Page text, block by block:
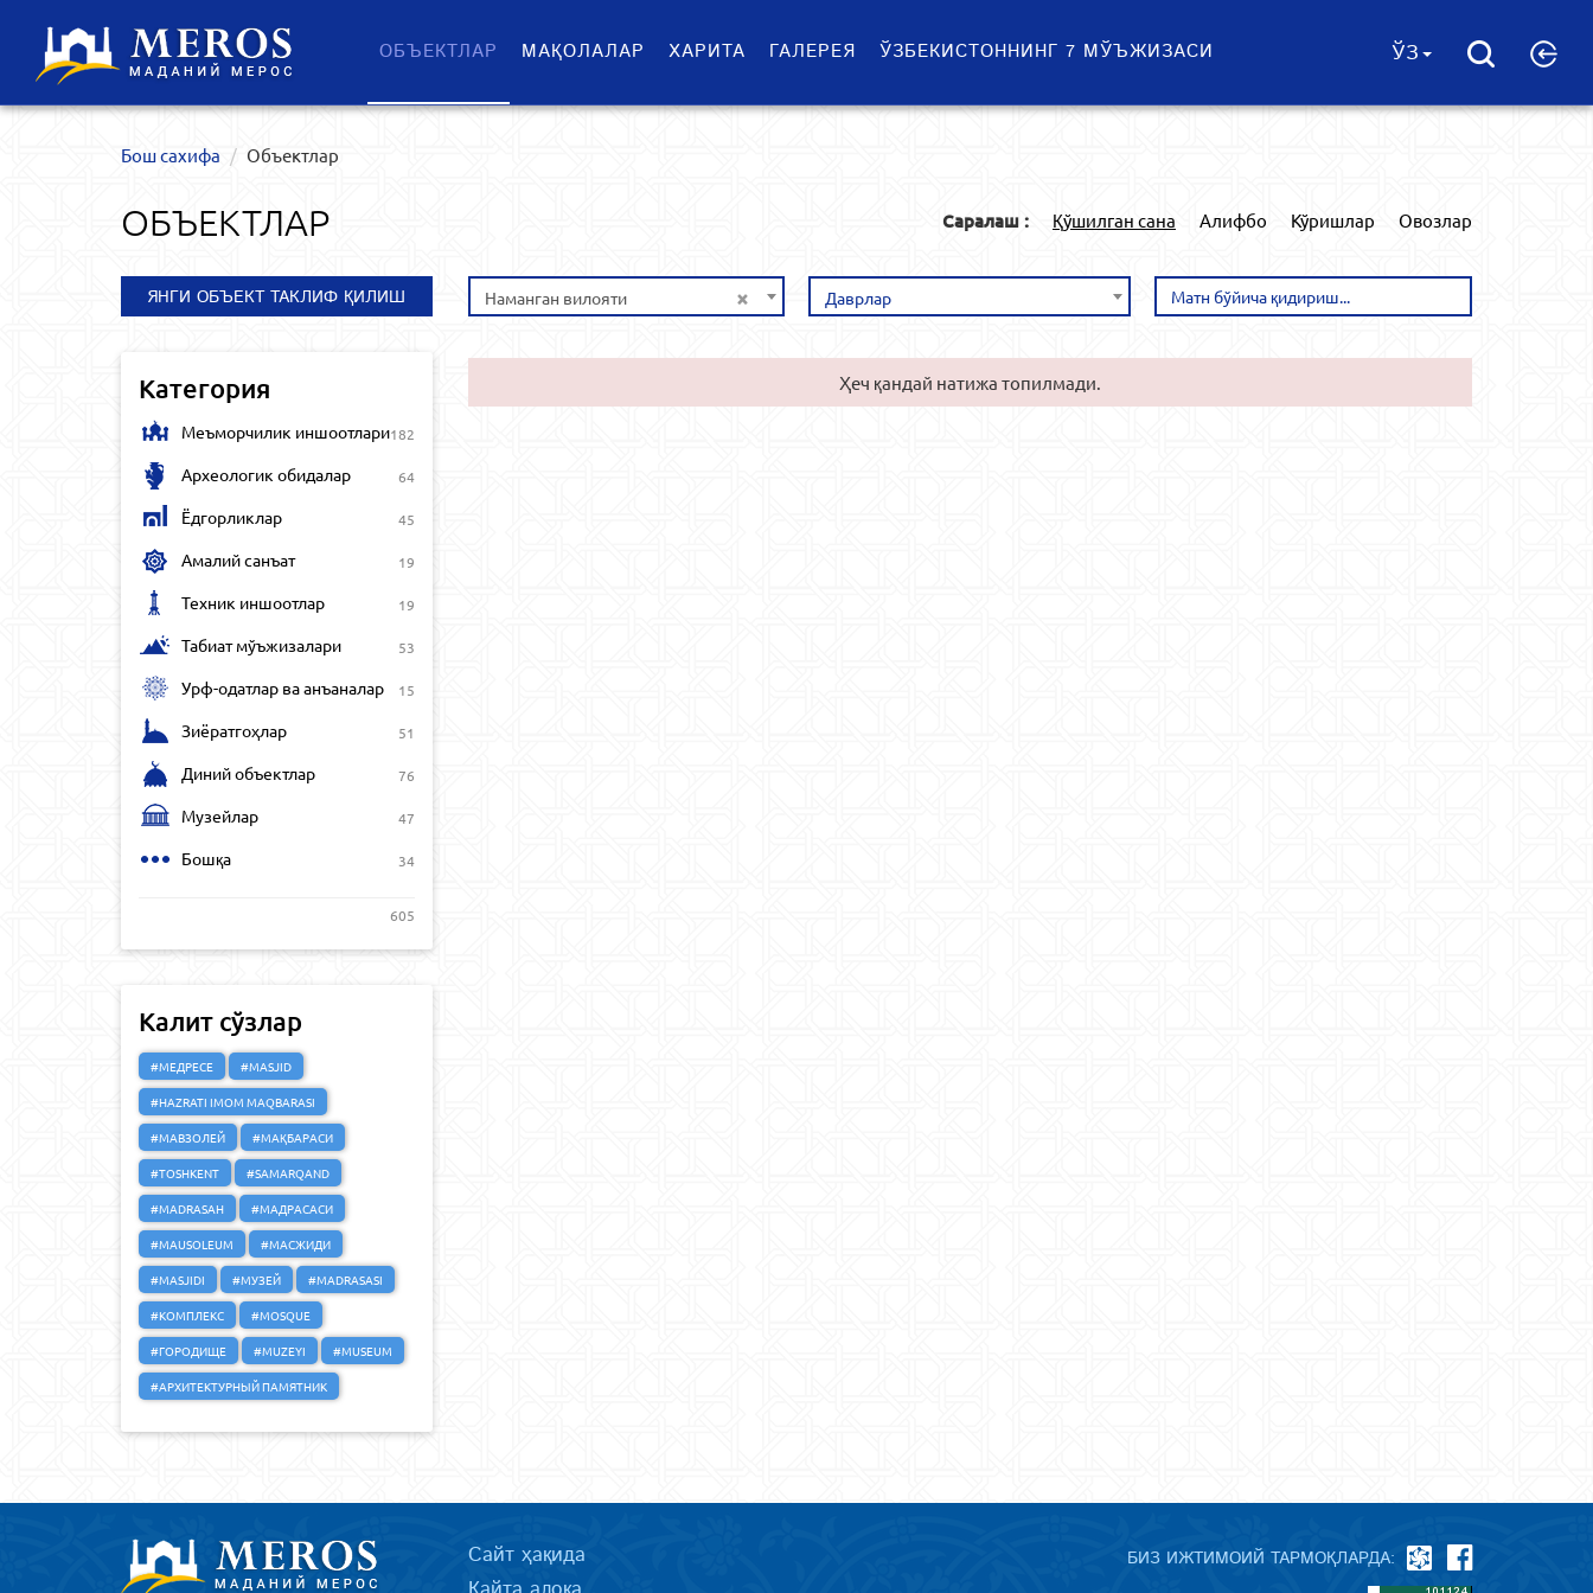
ОБЪЕКТЛАР МАҚОЛАЛАР ХАРИТА ГАЛЕРЕЯ ЎЗБЕКИСТОННИНГ 7 МЎЪЖИЗАСИ ЎЗ
Бош сахифа Объектлар
ОБЪЕКТЛАР Саралаш : Қўшилган сана Алифбо Кўришлар Овозлар
ЯНГИ ОБЪЕКТ ТАКЛИФ ҚИЛИШ
Категория
Меъморчилик иншоотлари182
Археологик обидалар 64
Ёдгорликлар 45
Амалий санъат 19
Техник иншоотлар 19
Табиат мўъжизалари 53
Урф-одатлар ва анъаналар 15
Зиёратгоҳлар 51
Диний объектлар 76
Музейлар 47
Бошқа 34
605
Калит сўзлар
#МЕДРЕСЕ
#MASJID
#HAZRATI IMOM MAQBARASI
#МАВЗОЛЕЙ
#МАҚБАРАСИ
#TOSHKENT
#SAMARQAND
#MADRASAH
#МАДРАСАСИ
#MAUSOLEUM
#МАСЖИДИ
#MASJIDI
#МУЗЕЙ
#MADRASASI
#КОМПЛЕКС
#MOSQUE
#ГОРОДИЩЕ
#MUZEYI
#MUSEUM
#АРХИТЕКТУРНЫЙ ПАМЯТНИК
×
Наманган вилояти Даврлар
Ҳеч қандай натижа топилмади.
Сайт ҳақида
БИЗ ИЖТИМОИЙ ТАРМОҚЛАРДА: